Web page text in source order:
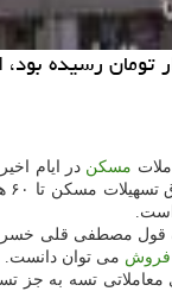
مسكن در ایام
به قول مصطفی قلی
فروش می توان دانست.